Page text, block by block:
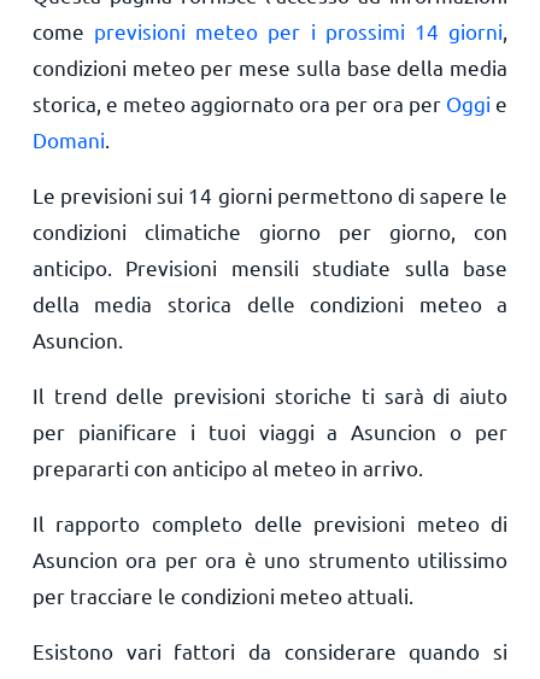
come previsioni meteo per i prossimi 14 giorni
condizioni meteo per mese sulla base della media
storica, e meteo aggiornato ora per ora per Oggi e
Domani
Le previsioni sui 14 giorni permettono di sapere le
condizioni climatiche giorno per giorno, con
anticipo. Previsioni mensili studiate sulla base
della media storica delle condizioni meteo a
Asuncion.
Il trend delle previsioni storiche ti sarà di aiuto
per pianificare i tuoi viaggi a Asuncion o per
prepararti con anticipo al meteo in arrivo.
Il rapporto completo delle previsioni meteo di
Asuncion ora per ora è uno strumento utilissimo
per tracciare le condizioni meteo attuali.
Esistono vari fattori da considerare quando si